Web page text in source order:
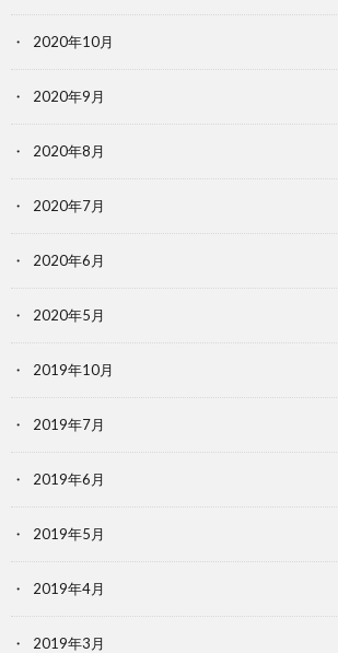
2020年10月
2020年9月
2020年8月
2020年7月
2020年6月
2020年5月
2019年10月
2019年7月
2019年6月
2019年5月
2019年4月
2019年3月